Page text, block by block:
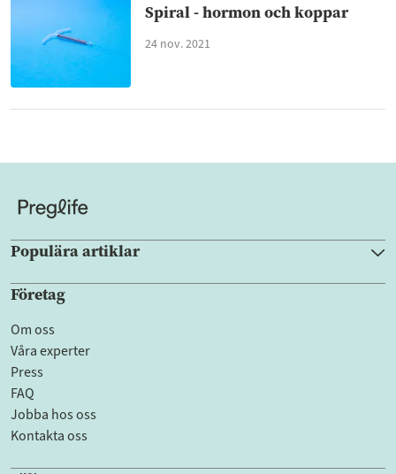
Spiral - hormon och koppar
24 nov. 2021
Populära artiklar
Företag
Om oss
Våra experter
Press
FAQ
Jobba hos oss
Kontakta oss